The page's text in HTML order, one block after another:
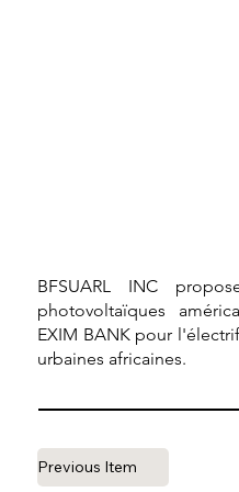
BFSUARL INC
photovoltaïques
EXIM BANK pour
urbaines africaines.
Previous Item